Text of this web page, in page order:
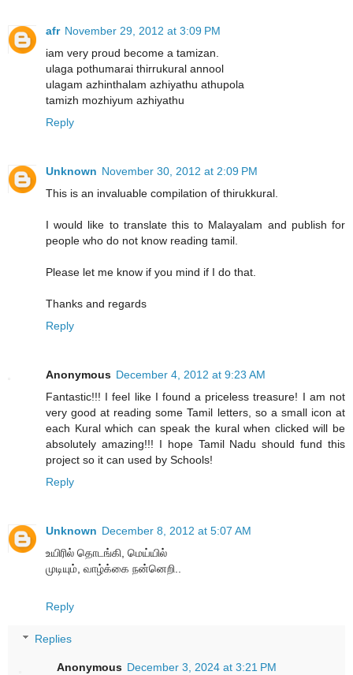
afr November 29, 2012 at 3:09 PM
iam very proud become a tamizan.
ulaga pothumarai thirrukural annool
ulagam azhinthalam azhiyathu athupola
tamizh mozhiyum azhiyathu
Reply
Unknown November 30, 2012 at 2:09 PM
This is an invaluable compilation of thirukkural.
I would like to translate this to Malayalam and publish for
people who do not know reading tamil.
Please let me know if you mind if I do that.
Thanks and regards
Reply
Anonymous December 4, 2012 at 9:23 AM
Fantastic!!! I feel like I found a priceless treasure! I am not
very good at reading some Tamil letters, so a small icon at
each Kural which can speak the kural when clicked will be
absolutely amazing!!! I hope Tamil Nadu should fund this
project so it can used by Schools!
Reply
Unknown December 8, 2012 at 5:07 AM
உயிரில் தொடங்கி, மெய்யில்
முடியும், வாழ்க்கை நன்னெறி..
Reply
Replies
Anonymous December 3, 2024 at 3:21 PM